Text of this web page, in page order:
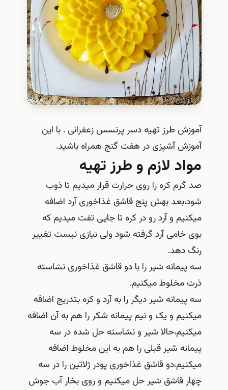
آموزش طرز تهیه دسر پرنسس زعفرانی . با این
آموزش آشپزی در هفت گنج همراه باشید.
مواد لازم و طرز تهیه
صد گرم کره را روی حرارت قرار میدیم تا ذوب
شود،بعد بهش پنج قاشق غذاخوری آرد اضافه
میکنیم و آرد رو در کره تا جایی تفت میدیم که
بوی خامی آرد گرفته شود ولی نیازی نیست تغییر
رنگ دهد.
سه پیمانه شیر را با دو قاشق غذاخوری نشاسته
ذرت مخلوط میکنیم.
سه پیمانه شیر دیگر را به آرد و کره بتدریج اضافه
میکنیم و یک و نیم پیمانه شکر را هم به آن اضافه
میکنیم،حالا شیر و نشاسته حل شده در سه
پیمانه شیر قبلی را هم به این مخلوط اضافه
میکنیم،دو قاشق غذاخوری پودر ژلاتین را در سه
چهار قاشق شیر حل میکنیم و روی بخار آب جوش